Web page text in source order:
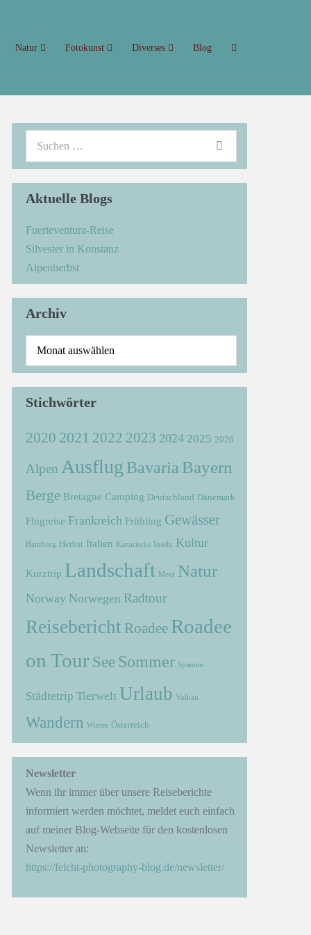
Natur Fotokunst Diverses Blog
Aktuelle Blogs
Fuerteventura-Reise
Silvester in Konstanz
Alpenherbst
Archiv
Stichwörter
2020 2021 2022 2023 2024 2025 2026
Alpen Ausflug Bavaria Bayern
Berge Bretagne Camping Deutschland Dänemark
Flugreise Frankreich Frühling Gewässer
Hamburg Herbst Italien Kanarische Inseln Kultur
Kurztrip Landschaft Meer Natur
Norway Norwegen Radtour
Reisebericht Roadee Roadee
on Tour See Sommer Spanien
Städtetrip Tierwelt Urlaub Vulkan
Wandern Winter Österreich
Newsletter
Wenn ihr immer über unsere Reiseberichte
informiert werden möchtet, meldet euch einfach
auf meiner Blog-Webseite für den kostenlosen
Newsletter an:
https://feicht-photography-blog.de/newsletter/